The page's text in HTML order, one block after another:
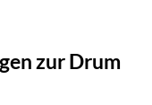
zur Drum